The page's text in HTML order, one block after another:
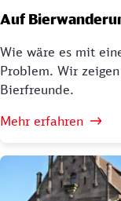
Auf
Wie wäre es mit
Problem. Wir
Bierfreunde.
Mehr erfahren